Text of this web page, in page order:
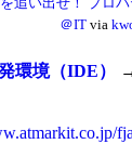
＠IT via
環境（IDE）